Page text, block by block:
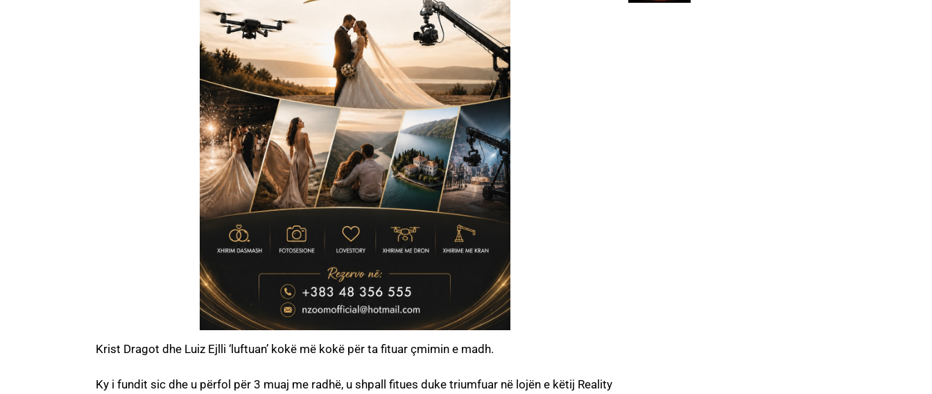
Krist Dragot dhe Luiz Ejlli ‘luftuan’ kokë më kokë për ta fituar çmimin e madh.
Ky i fundit sic dhe u përfol për 3 muaj me radhë, u shpall fitues duke triumfuar në lojën e këtij Reality